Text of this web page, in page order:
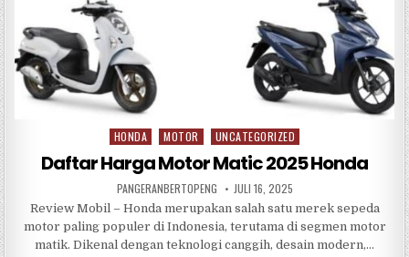
Posted
in
HONDA MOTOR UNCATEGORIZED
Daftar Harga Motor Matic 2025 Honda
PANGERANBERTOPENG JULI 16, 2025
Review Mobil – Honda merupakan salah satu merek sepeda
motor paling populer di Indonesia, terutama di segmen motor
matik. Dikenal dengan teknologi canggih, desain modern,…